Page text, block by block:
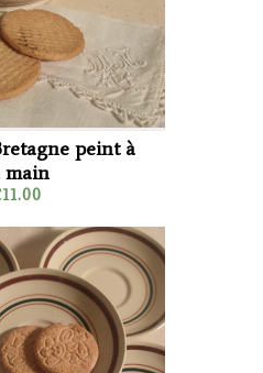
peint à
main